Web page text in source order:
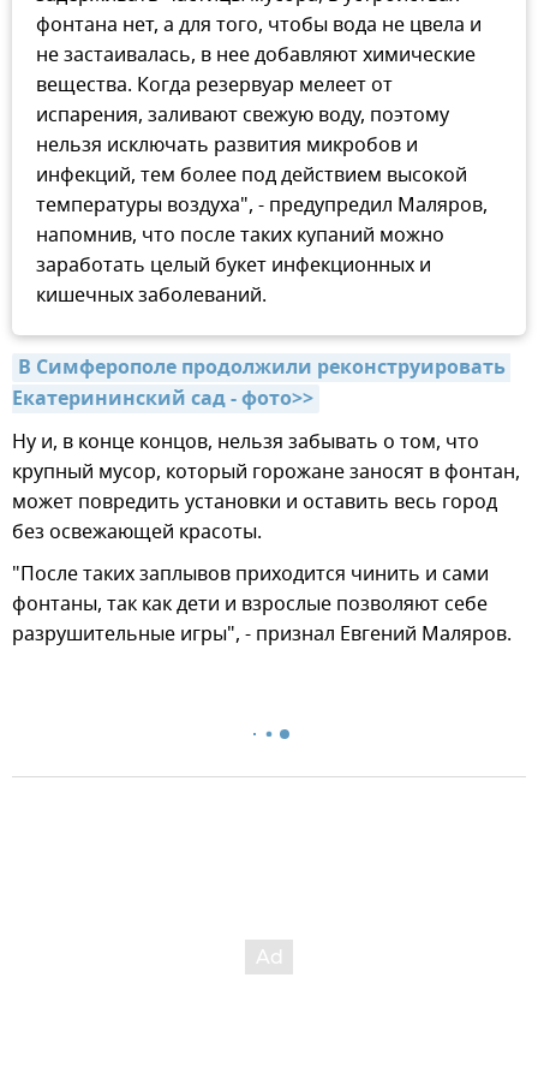
фонтана нет, а для того, чтобы вода не цвела и
не застаивалась, в нее добавляют химические
вещества. Когда резервуар мелеет от
испарения, заливают свежую воду, поэтому
нельзя исключать развития микробов и
инфекций, тем более под действием высокой
температуры воздуха", - предупредил Маляров,
напомнив, что после таких купаний можно
заработать целый букет инфекционных и
кишечных заболеваний.
В Симферополе продолжили реконструировать
Екатерининский сад - фото>>
Ну и, в конце концов, нельзя забывать о том, что
крупный мусор, который горожане заносят в фонтан,
может повредить установки и оставить весь город
без освежающей красоты.
"После таких заплывов приходится чинить и сами
фонтаны, так как дети и взрослые позволяют себе
разрушительные игры", - признал Евгений Маляров.